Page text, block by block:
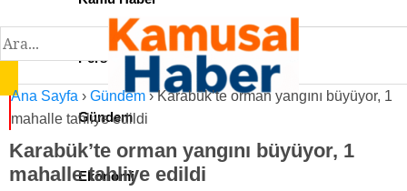
Personel İlan
Gündem
Ekonomi
Ana Sayfa › Gündem ›Karabük’te orman yangını büyüyor, 1
mahalle tahliye edildi
Karabük’te orman yangını büyüyor, 1
mahalle tahliye edildi